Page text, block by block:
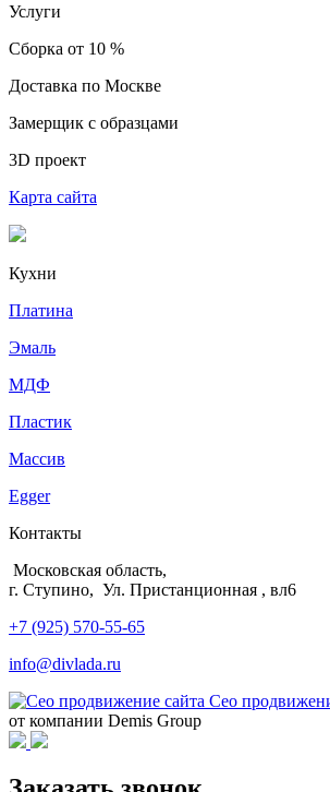
Услуги
Сборка от 10 %
Доставка по Москве
Замерщик с образцами
3D проект
Карта сайта
Кухни
Платина
Эмаль
МДФ
Пластик
Массив
Egger
Контакты
Московская область,
г. Ступино, Ул. Пристанционная , вл6
+7 (925) 570-55-65
info@divlada.ru
Сео
от компании Demis Group